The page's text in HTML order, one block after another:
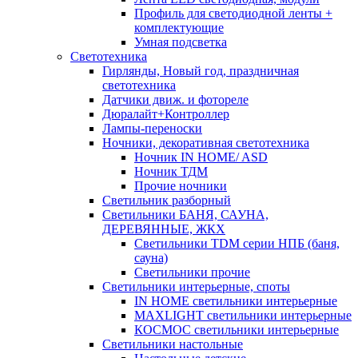
Профиль для светодиодной ленты +
комплектующие
Умная подсветка
Светотехника
Гирлянды, Новый год, праздничная
светотехника
Датчики движ. и фотореле
Дюралайт+Контроллер
Лампы-переноски
Ночники, декоративная светотехника
Ночник IN HOME/ ASD
Ночник ТДМ
Прочие ночники
Светильник разборный
Светильники БАНЯ, САУНА,
ДЕРЕВЯННЫЕ, ЖКХ
Светильники TDM серии НПБ (баня,
сауна)
Светильники прочие
Светильники интерьерные, споты
IN HOME светильники интерьерные
MAXLIGHT светильники интерьерные
КОСМОС светильники интерьерные
Светильники настольные